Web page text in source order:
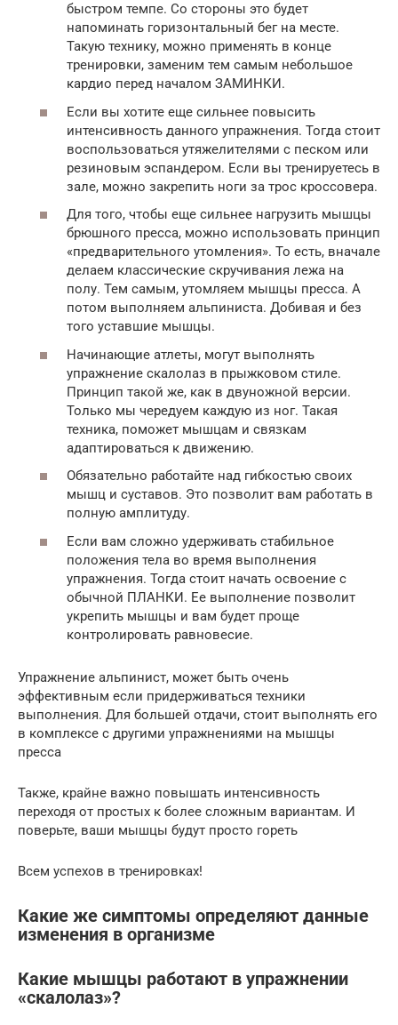
быстром темпе. Со стороны это будет
напоминать горизонтальный бег на месте.
Такую технику, можно применять в конце
тренировки, заменим тем самым небольшое
кардио перед началом ЗАМИНКИ.
Если вы хотите еще сильнее повысить
интенсивность данного упражнения. Тогда стоит
воспользоваться утяжелителями с песком или
резиновым эспандером. Если вы тренируетесь в
зале, можно закрепить ноги за трос кроссовера.
Для того, чтобы еще сильнее нагрузить мышцы
брюшного пресса, можно использовать принцип
«предварительного утомления». То есть, вначале
делаем классические скручивания лежа на
полу. Тем самым, утомляем мышцы пресса. А
потом выполняем альпиниста. Добивая и без
того уставшие мышцы.
Начинающие атлеты, могут выполнять
упражнение скалолаз в прыжковом стиле.
Принцип такой же, как в двуножной версии.
Только мы чередуем каждую из ног. Такая
техника, поможет мышцам и связкам
адаптироваться к движению.
Обязательно работайте над гибкостью своих
мышц и суставов. Это позволит вам работать в
полную амплитуду.
Если вам сложно удерживать стабильное
положения тела во время выполнения
упражнения. Тогда стоит начать освоение с
обычной ПЛАНКИ. Ее выполнение позволит
укрепить мышцы и вам будет проще
контролировать равновесие.
Упражнение альпинист, может быть очень
эффективным если придерживаться техники
выполнения. Для большей отдачи, стоит выполнять его
в комплексе с другими упражнениями на мышцы
пресса
Также, крайне важно повышать интенсивность
переходя от простых к более сложным вариантам. И
поверьте, ваши мышцы будут просто гореть
Всем успехов в тренировках!
Какие же симптомы определяют данные
изменения в организме
Какие мышцы работают в упражнении
«скалолаз»?